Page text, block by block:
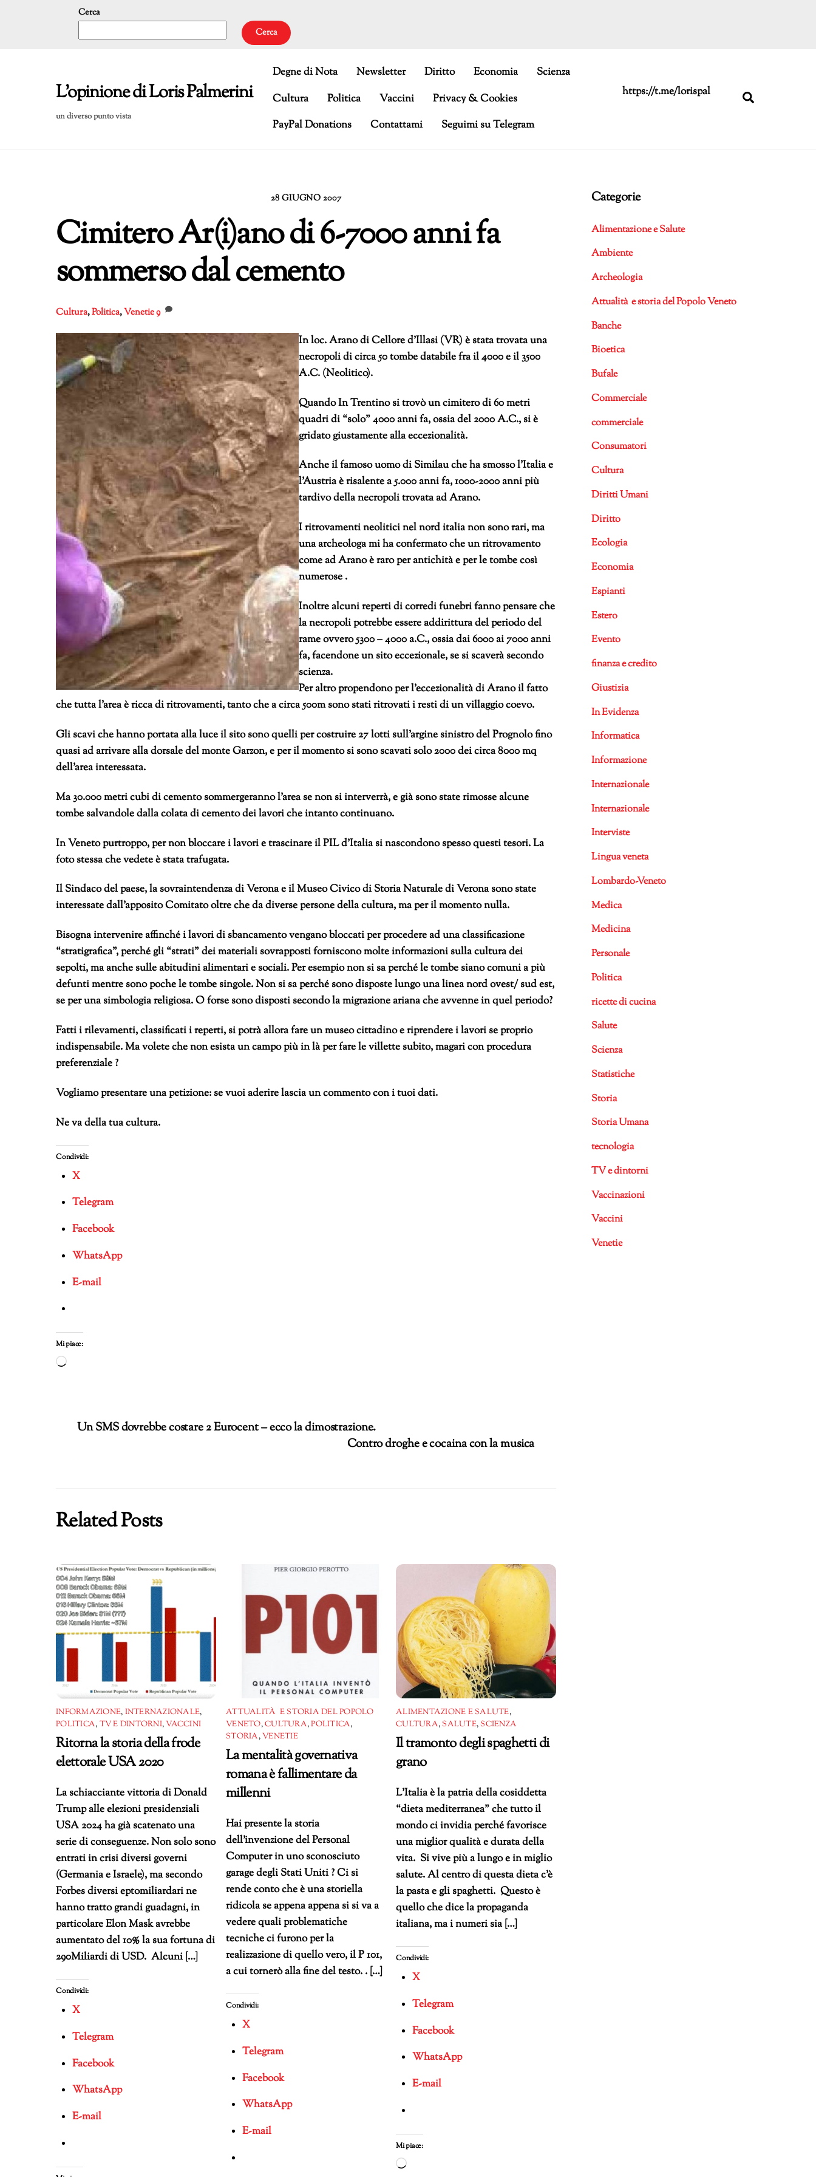
Cerca
Cerca
L'opinione di Loris Palmerini
un diverso punto vista
https://t.me/lorispal
Degne di Nota Newsletter Diritto Economia
Scienza
Cultura
Politica Vaccini
Privacy & Cookies
PayPal Donations
Contattami Seguimi su Telegram
28 GIUGNO 2007
Cimitero Ar(i)ano di 6-7000 anni fa
sommerso dal cemento
Cultura,Politica,Venetie9
In loc. Arano di Cellore d’Illasi (VR) è stata trovata una
necropoli di circa 50 tombe databile fra il 4000 e il 3500
A.C. (Neolitico).
Quando In Trentino si trovò un cimitero di 60 metri
quadri di “solo” 4000 anni fa, ossia del 2000 A.C., si è
gridato giustamente alla eccezionalità.
Anche il famoso uomo di Similau che ha smosso l’Italia e
l’Austria è risalente a 5.000 anni fa, 1000-2000 anni più
tardivo della necropoli trovata ad Arano.
I ritrovamenti neolitici nel nord italia non sono rari, ma
una archeologa mi ha confermato che un ritrovamento
come ad Arano è raro per antichità e per le tombe così
numerose .
Inoltre alcuni reperti di corredi funebri fanno pensare che
la necropoli potrebbe essere addirittura del periodo del
rame ovvero 5300 – 4000 a.C., ossia dai 6000 ai 7000 anni
fa, facendone un sito eccezionale, se si scaverà secondo
scienza.
Per altro propendono per l’eccezionalità di Arano il fatto
che tutta l’area è ricca di ritrovamenti, tanto che a circa 500m sono stati ritrovati i resti di un villaggio coevo.
Gli scavi che hanno portata alla luce il sito sono quelli per costruire 27 lotti sull’argine sinistro del Prognolo fino
quasi ad arrivare alla dorsale del monte Garzon, e per il momento si sono scavati solo 2000 dei circa 8000 mq
dell’area interessata.
Ma 30.000 metri cubi di cemento sommergeranno l’area se non si interverrà, e già sono state rimosse alcune
tombe salvandole dalla colata di cemento dei lavori che intanto continuano.
In Veneto purtroppo, per non bloccare i lavori e trascinare il PIL d’Italia si nascondono spesso questi tesori. La
foto stessa che vedete è stata trafugata.
Il Sindaco del paese, la sovraintendenza di Verona e il Museo Civico di Storia Naturale di Verona sono state
interessate dall’apposito Comitato oltre che da diverse persone della cultura, ma per il momento nulla.
Bisogna intervenire affinché i lavori di sbancamento vengano bloccati per procedere ad una classificazione
“stratigrafica”, perché gli “strati” dei materiali sovrapposti forniscono molte informazioni sulla cultura dei
sepolti, ma anche sulle abitudini alimentari e sociali. Per esempio non si sa perché le tombe siano comuni a più
defunti mentre sono poche le tombe singole. Non si sa perché sono disposte lungo una linea nord ovest/ sud est,
se per una simbologia religiosa. O forse sono disposti secondo la migrazione ariana che avvenne in quel periodo?
Fatti i rilevamenti, classificati i reperti, si potrà allora fare un museo cittadino e riprendere i lavori se proprio
indispensabile. Ma volete che non esista un campo più in là per fare le villette subito, magari con procedura
preferenziale ?
Vogliamo presentare una petizione: se vuoi aderire lascia un commento con i tuoi dati.
Ne va della tua cultura.
Condividi:
X
Telegram
Facebook
WhatsApp
E-mail
Mi piace:
Caricamento
Un SMS dovrebbe costare 2 Eurocent – ecco la dimostrazione.
Contro droghe e cocaina con la musica
Related Posts
INFORMAZIONE, INTERNAZIONALE,
POLITICA, TV E DINTORNI,VACCINI
Ritorna la storia della frode
elettorale USA 2020
La schiacciante vittoria di Donald
Trump alle elezioni presidenziali
USA 2024 ha già scatenato una
serie di conseguenze. Non solo sono
entrati in crisi diversi governi
(Germania e Israele), ma secondo
Forbes diversi eptomiliardari ne
hanno tratto grandi guadagni, in
particolare Elon Mask avrebbe
aumentato del 10% la sua fortuna di
290Miliardi di USD. Alcuni […]
Condividi:
X
Telegram
Facebook
WhatsApp
E-mail
ATTUALITÀ E STORIA DEL POPOLO
VENETO,CULTURA,POLITICA,
STORIA,VENETIE
La mentalità governativa
romana è fallimentare da
millenni
Hai presente la storia
dell’invenzione del Personal
Computer in uno sconosciuto
garage degli Stati Uniti ? Ci si
rende conto che è una storiella
ridicola se appena appena si si va a
vedere quali problematiche
tecniche ci furono per la
realizzazione di quello vero, il P 101,
a cui tornerò alla fine del testo. . […]
Condividi:
X
Telegram
Facebook
WhatsApp
E-mail
ALIMENTAZIONE E SALUTE,
CULTURA,SALUTE,SCIENZA
Il tramonto degli spaghetti di
grano
L’Italia è la patria della cosiddetta
“dieta mediterranea” che tutto il
mondo ci invidia perché favorisce
una miglior qualità e durata della
vita. Si vive più a lungo e in miglio
salute. Al centro di questa dieta c’è
la pasta e gli spaghetti. Questo è
quello che dice la propaganda
italiana, ma i numeri sia […]
Condividi:
X
Telegram
Facebook
WhatsApp
E-mail
Mi piace:
Caricamento
Categorie
Alimentazione e Salute
Ambiente
Archeologia
Attualità e storia del Popolo Veneto
Banche
Bioetica
Bufale
Commerciale
commerciale
Consumatori
Cultura
Diritti Umani
Diritto
Ecologia
Economia
Espianti
Estero
Evento
finanza e credito
Giustizia
In Evidenza
Informatica
Informazione
Internazionale
Internazionale
Interviste
Lingua veneta
Lombardo-Veneto
Medica
Medicina
Personale
Politica
ricette di cucina
Salute
Scienza
Statistiche
Storia
Storia Umana
tecnologia
TV e dintorni
Vaccinazioni
Vaccini
Venetie